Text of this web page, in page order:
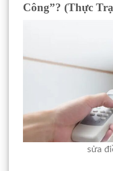
Công”? (Thực
sửa